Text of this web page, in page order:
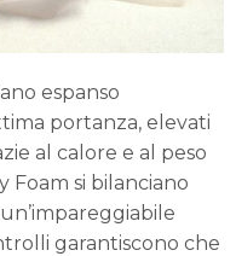
espanso
portanza, elevati
al calore e al peso
Foam si bilanciano
garantiscono che